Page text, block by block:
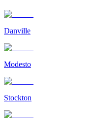
Danville
Modesto
Stockton